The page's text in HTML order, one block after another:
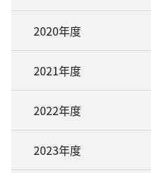
2020年度
2021年度
2022年度
2023年度